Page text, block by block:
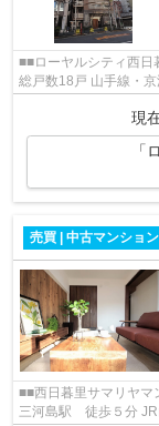
■■ローヤルシティ西日暮里■■ 2003年6月築 鉄筋コンクリ
総戸数18戸 山手線・京浜東北線 西日暮里駅徒歩3分 2路線利用可能な好立
現
「
売買 | 中古マンション
■■西日暮里サマリヤマンション■■ 千代田線 町
三河島駅 徒歩５分 JR